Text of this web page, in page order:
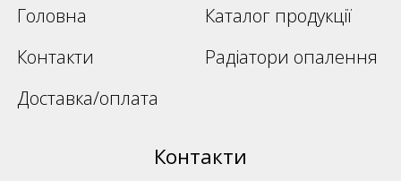
Головна
Каталог продукції
Контакти
Радіатори опалення
Доставка/оплата
Контакти